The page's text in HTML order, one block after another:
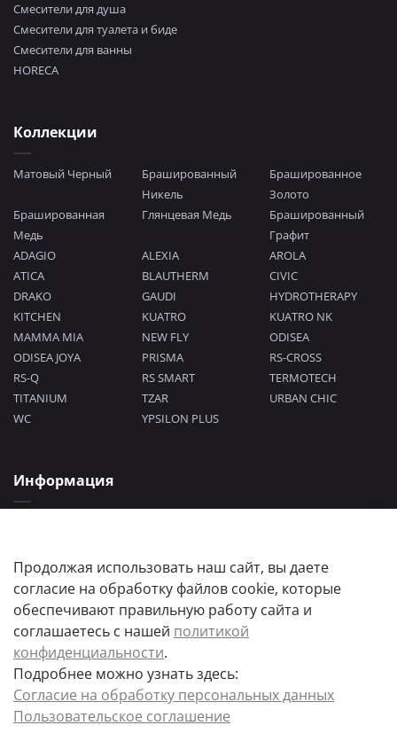
Смесители для душа
Смесители для туалета и биде
Смесители для ванны
HORECA
Коллекции
Матовый Черный
Брашированный
Никель
Брашированное
Золото
Брашированная
Медь
Глянцевая Медь
Брашированный
Графит
ADAGIO
ALEXIA
AROLA
ATICA
BLAUTHERM
CIVIC
DRAKO
GAUDI
HYDROTHERAPY
KITCHEN
KUATRO
KUATRO NK
MAMMA MIA
NEW FLY
ODISEA
ODISEA JOYA
PRISMA
RS-CROSS
RS-Q
RS SMART
TERMOTECH
TITANIUM
TZAR
URBAN CHIC
WC
YPSILON PLUS
Информация
Пользовательское соглашение
Цены товаров и их количество, а так же комплектация и цвета носят
информационный характер.
Продолжая использовать наш сайт, вы даете
согласие на обработку файлов cookie, которые
обеспечивают правильную работу сайта и
соглашаетесь с нашей политикой
конфиденциальности.
Подробнее можно узнать здесь:
Согласие на обработку персональных данных
Пользовательское соглашение